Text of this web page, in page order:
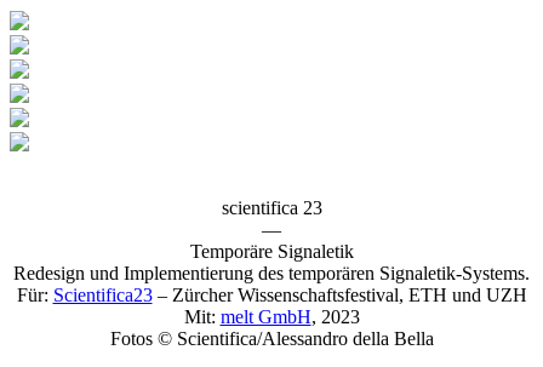
scientifica 23
—
Temporäre Signaletik
Redesign und Implementierung des temporären Signaletik-Systems.
Für: Scientifica23– Zürcher Wissenschaftsfestival, ETH und UZH
Mit: melt GmbH, 2023
Fotos © Scientifica/Alessandro della Bella